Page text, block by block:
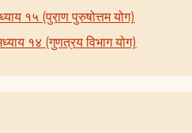
१५ (पुराण पुरुषोत्तम योग)
१४ (गुणत्रय विभाग योग)